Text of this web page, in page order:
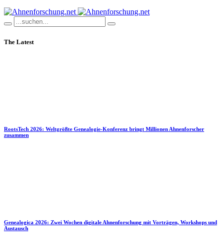
The Latest
RootsTech 2026: Weltgrößte Genealogie-Konferenz bringt Millionen Ahnenforscher
zusammen
Genealogica 2026: Zwei Wochen digitale Ahnenforschung mit Vorträgen, Workshops und
Austausch